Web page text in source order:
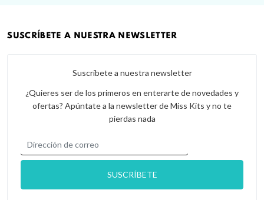
SUSCRÍBETE A NUESTRA NEWSLETTER
Suscríbete a nuestra newsletter
¿Quieres ser de los primeros en enterarte de novedades y
ofertas? Apúntate a la newsletter de Miss Kits y no te
pierdas nada